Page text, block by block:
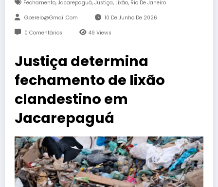
Fechamento, Jacarepaguá, Justiça, Lixão, Rio De Janeiro
Gperelo@gmail.com 10 De Junho De 2026
0 Comentários 49 Views
Justiça determina
fechamento de lixão
clandestino em
Jacarepaguá